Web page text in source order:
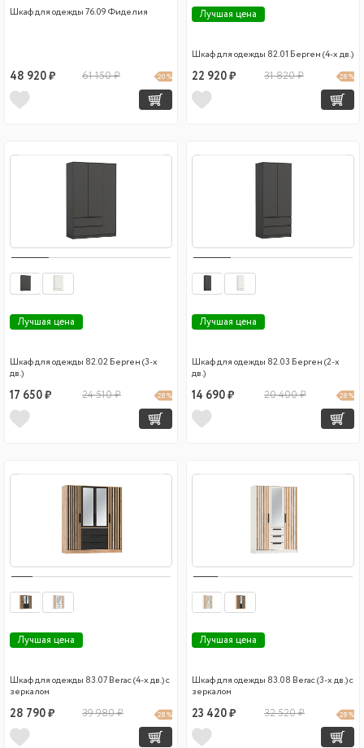
Шкаф для одежды 76.09 Фиделия
48 920 ₽ 61 150 ₽ 20 %
Лучшая цена
Шкаф для одежды 82.01 Берген (4-х дв.)
22 920 ₽ 31 820 ₽ 28 %
Лучшая цена
Шкаф для одежды 82.02 Берген (3-х
дв.)
17 650 ₽ 24 510 ₽ 28 %
Лучшая цена
Шкаф для одежды 82.03 Берген (2-х
дв.)
14 690 ₽ 20 400 ₽ 28 %
Лучшая цена
Шкаф для одежды 83.07 Вегас (4-х дв.) с
зеркалом
28 790 ₽ 39 980 ₽ 28 %
Лучшая цена
Шкаф для одежды 83.08 Вегас (3-х дв.) с
зеркалом
23 420 ₽ 32 520 ₽ 28 %